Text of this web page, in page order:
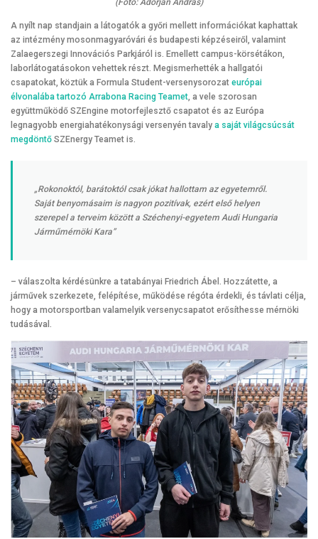
(Fotó: Adorján András)
A nyílt nap standjain a látogatók a győri mellett információkat kaphattak
az intézmény mosonmagyaróvári és budapesti képzéseiről, valamint
Zalaegerszegi Innovációs Parkjáról is. Emellett campus-körsétákon,
laborlátogatásokon vehettek részt. Megismerhették a hallgatói
csapatokat, köztük a Formula Student-versenysorozat európai
élvonalába tartozó Arrabona Racing Teamet, a vele szorosan
együttműködő SZEngine motorfejlesztő csapatot és az Európa
legnagyobb energiahatékonysági versenyén tavaly a saját világcsúcsát
megdöntő SZEnergy Teamet is.
„Rokonoktól, barátoktól csak jókat hallottam az egyetemről.
Saját benyomásaim is nagyon pozitívak, ezért első helyen
szerepel a terveim között a Széchenyi-egyetem Audi Hungaria
Járműmérnöki Kara”
– válaszolta kérdésünkre a tatabányai Friedrich Ábel. Hozzátette, a
járművek szerkezete, felépítése, működése régóta érdekli, és távlati célja,
hogy a motorsportban valamelyik versenycsapatot erősíthesse mérnöki
tudásával.